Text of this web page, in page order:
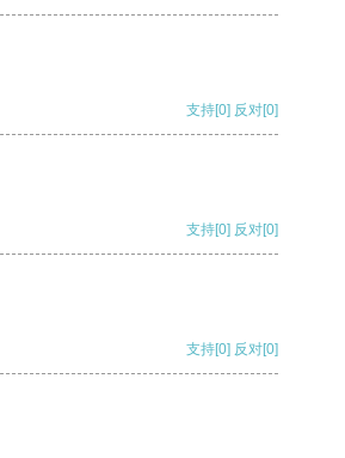
支持[0] 反对[0]
支持[0] 反对[0]
支持[0] 反对[0]